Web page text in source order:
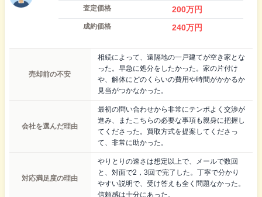
査定価格
200万円
成約価格 240万円
売却前の不安
相続によって、遠隔地の一戸建てが空き家とな
った。早急に処分をしたかった。家の片付け
や、解体にどのくらいの費用や時間がかかるか
見当がつかなかった。
会社を選んだ理由
最初の問い合わせから非常にテンポよく交渉が
進み、またこちらの必要な事項も親身に把握し
てくださった。買取方式を提案してくださっ
て、非常に助かった。
対応満足度の理由
やりとりの速さは想定以上で、メールで数回
と、対面で2，3回で完了した。丁寧で分かり
やすい説明で、受け答えも全く問題なかった。
信頼感は十分にあった。